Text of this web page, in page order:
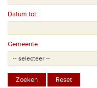
Datum tot:
Gemeente: